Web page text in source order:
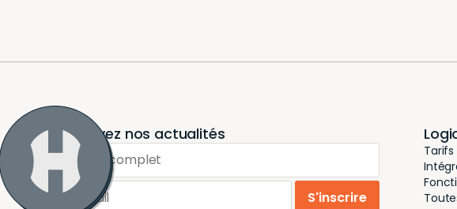
Recevez nos actualités
Nom complet
Email
S'inscrire
Tarifs